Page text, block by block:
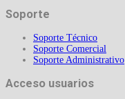
Soporte
Soporte Técnico
Soporte Comercial
Soporte Administrativo
Acceso usuarios